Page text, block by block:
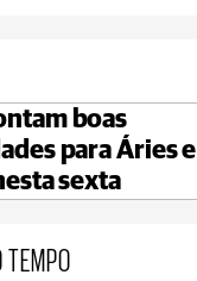
boas
para Áries e
sexta
TEMPO